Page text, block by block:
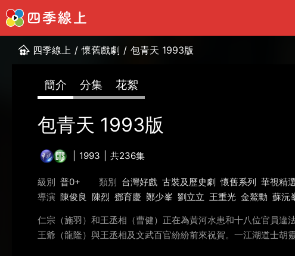
四季線上 / 懷舊戲劇 / 包青天 1993版
簡介 分集 花絮
包青天 1993版
1993 共236集
級別 普0+ 類別 台灣好戲 古裝及歷史劇 懷舊系列 華視精
導演 陳俊良 陳烈 鄧育慶 鄭少峯 劉立立 王重光 金鰲勳 蘇沅
仁宗（施羽）和王丞相（曹健）正在為黃河水患和十八位官員
王爺（龍隆）與王丞相及文武百官紛紛前來祝賀。一江湖道士胡